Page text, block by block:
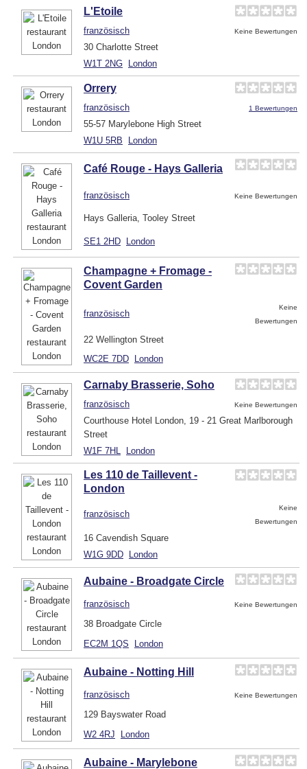
L'Etoile
französisch Keine Bewertungen
30 Charlotte Street
W1T 2NG London
Orrery
französisch 1 Bewertungen
55-57 Marylebone High Street
W1U 5RB
London
Café Rouge - Hays Galleria
französisch Keine Bewertungen
Hays Galleria, Tooley Street
SE1 2HD London
Champagne + Fromage -
Covent Garden
französisch
Keine
Bewertungen
22 Wellington Street
WC2E 7DD London
Carnaby Brasserie, Soho
französisch Keine Bewertungen
Courthouse Hotel London, 19 - 21 Great Marlborough
Street
W1F 7HL
London
Les 110 de Taillevent -
London
französisch
Keine
Bewertungen
16 Cavendish Square
W1G 9DD London
Aubaine - Broadgate Circle
französisch Keine Bewertungen
38 Broadgate Circle
EC2M 1QS
London
Aubaine - Notting Hill
französisch Keine Bewertungen
129 Bayswater Road
W2 4RJ
London
Aubaine - Marylebone